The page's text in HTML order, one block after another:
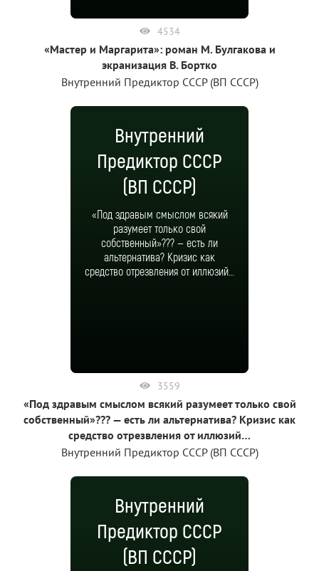
4534
«Мастер и Маргарита»: роман М. Булгакова и
экранизация В. Бортко
Внутренний Предиктор СССР (ВП СССР)
Внутренний
Предиктор СССР
(ВП СССР)
«Под здравым смыслом всякий
разумеет только свой
собственный»??? — есть ли
альтернатива? Кризис как
средство отрезвления от иллюзий…
3559
«Под здравым смыслом всякий разумеет только свой
собственный»??? — есть ли альтернатива? Кризис как
средство отрезвления от иллюзий…
Внутренний Предиктор СССР (ВП СССР)
Внутренний
Предиктор СССР
(ВП СССР)